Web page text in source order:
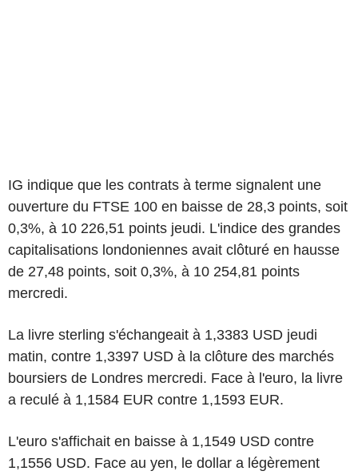
IG indique que les contrats à terme signalent une
ouverture du FTSE 100 en baisse de 28,3 points, soit
0,3%, à 10 226,51 points jeudi. L'indice des grandes
capitalisations londoniennes avait clôturé en hausse
de 27,48 points, soit 0,3%, à 10 254,81 points
mercredi.
La livre sterling s'échangeait à 1,3383 USD jeudi
matin, contre 1,3397 USD à la clôture des marchés
boursiers de Londres mercredi. Face à l'euro, la livre
a reculé à 1,1584 EUR contre 1,1593 EUR.
L'euro s'affichait en baisse à 1,1549 USD contre
1,1556 USD. Face au yen, le dollar a légèrement